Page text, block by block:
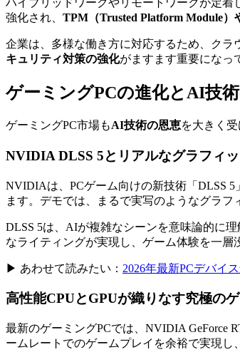
ハイブリッドワークやリモートワークが定着
強化され、 TPM（Trusted Platform Module）
企業は、多様な働き方に対応するため、クラ
キュリティ対策の強化がますます重要になっ
ゲーミングPCの進化とAI技
ゲーミングPC市場もAI技術の恩恵を大きく
NVIDIA DLSS 5とリアルなグラフィ
NVIDIAは、PCゲーム向けの新技術「DLSS 5
ます。デモでは、まるで実写のようなグラフ
DLSS 5は、AIが複雑なシーンを意味論的に
なライティングが実現し、ゲーム体験を一層
▶ あわせて読みたい： 2026年最新PCデバイ
高性能CPUとGPUが織りなす究極の
最新のゲーミングPCでは、NVIDIA GeForce
ームレートでのゲームプレイを余裕で実現し